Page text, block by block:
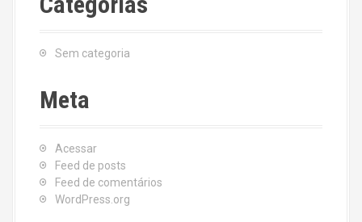
Sem categoria
Meta
Acessar
Feed de posts
Feed de comentários
WordPress.org